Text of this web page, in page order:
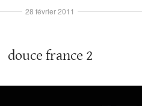
douce france 2
28 février 2011